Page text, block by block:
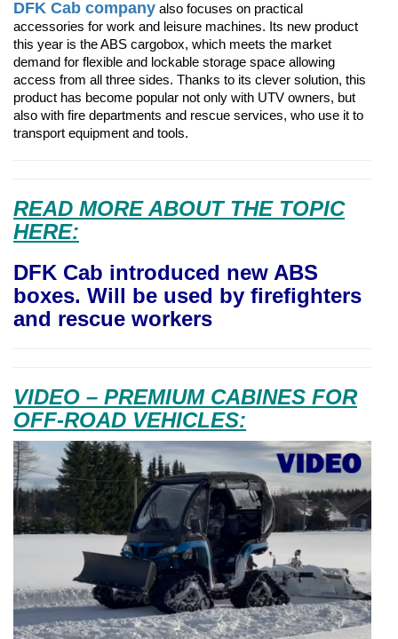
DFK Cab company also focuses on practical
accessories for work and leisure machines. Its new product
this year is the ABS cargobox, which meets the market
demand for flexible and lockable storage space allowing
access from all three sides. Thanks to its clever solution, this
product has become popular not only with UTV owners, but
also with fire departments and rescue services, who use it to
transport equipment and tools.
READ MORE ABOUT THE TOPIC
HERE:
DFK Cab introduced new ABS
boxes. Will be used by firefighters
and rescue workers
VIDEO – PREMIUM CABINES FOR
OFF-ROAD VEHICLES: